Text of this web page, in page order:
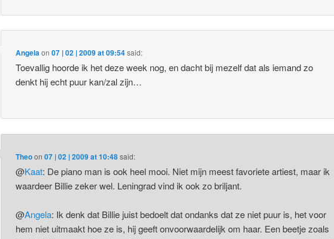
Angelaon07 | 02 | 2009 at 09:54said:
Toevallig hoorde ik het deze week nog, en dacht bij mezelf dat als iemand zo
denkt hij echt puur kan/zal zijn…
Theoon07 | 02 | 2009 at 10:48said:
@Kaat: De piano man is ook heel mooi. Niet mijn meest favoriete artiest, maar ik
waardeer Billie zeker wel. Leningrad vind ik ook zo briljant.
@Angela: Ik denk dat Billie juist bedoelt dat ondanks dat ze niet puur is, het voor
hem niet uitmaakt hoe ze is, hij geeft onvoorwaardelijk om haar. Een beetje zoals